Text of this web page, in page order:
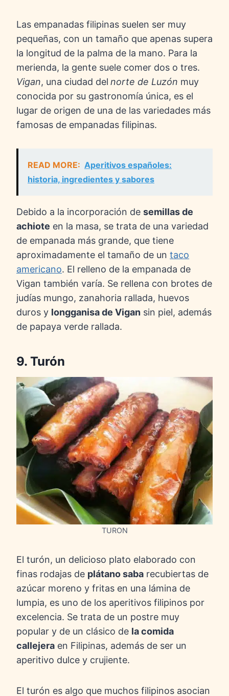
Las empanadas filipinas suelen ser muy
pequeñas, con un tamaño que apenas supera
la longitud de la palma de la mano. Para la
merienda, la gente suele comer dos o tres.
Vigan, una ciudad del norte de Luzón muy
conocida por su gastronomía única, es el
lugar de origen de una de las variedades más
famosas de empanadas filipinas.
READ MORE: Aperitivos españoles:
historia, ingredientes y sabores
Debido a la incorporación de semillas de
achiote en la masa, se trata de una variedad
de empanada más grande, que tiene
aproximadamente el tamaño de un taco
americano. El relleno de la empanada de
Vigan también varía. Se rellena con brotes de
judías mungo, zanahoria rallada, huevos
duros y longganisa de Vigan sin piel, además
de papaya verde rallada.
9. Turón
TURON
El turón, un delicioso plato elaborado con
finas rodajas de plátano saba recubiertas de
azúcar moreno y fritas en una lámina de
lumpia, es uno de los aperitivos filipinos por
excelencia. Se trata de un postre muy
popular y de un clásico de la comida
callejera en Filipinas, además de ser un
aperitivo dulce y crujiente.
El turón es algo que muchos filipinos asocian